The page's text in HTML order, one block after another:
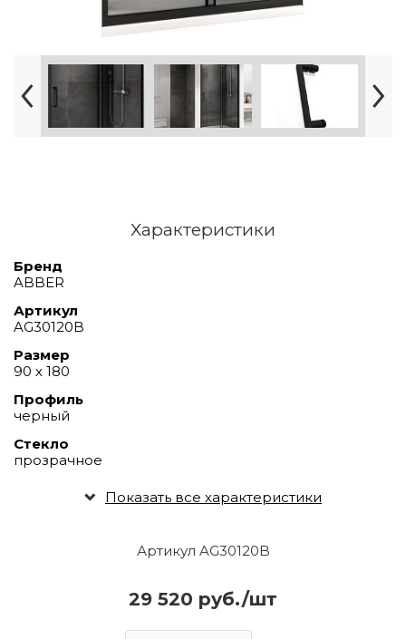
Артикул AG30120B
29 520 руб./шт
Характеристики
Бренд
ABBER
Артикул
AG30120B
Размер
90 х 180
Профиль
черный
Стекло
прозрачное
Показать все характеристики